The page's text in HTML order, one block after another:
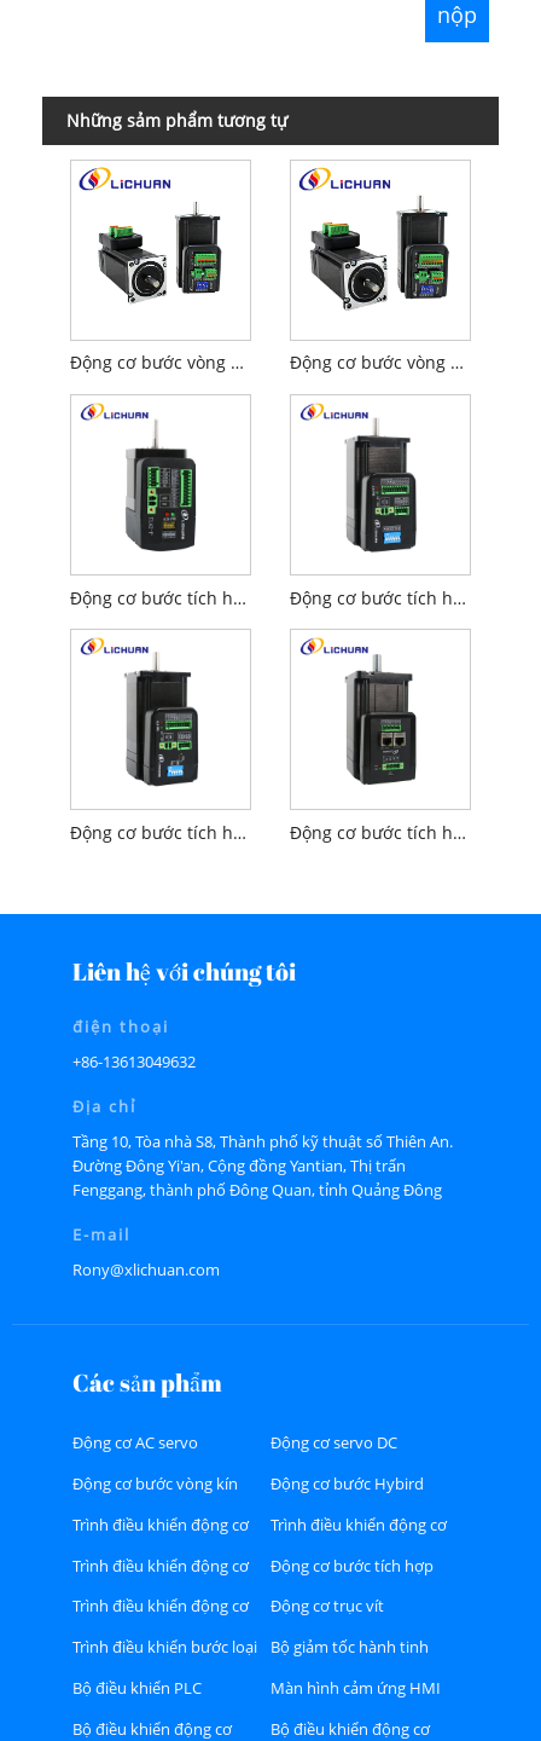
Những sảm phẩm tương tự
Động cơ bước vòng hở Nema23 tích hợp Động cơ bước vòng kín Nema23 tích hợp
Động cơ bước tích hợp loại L Nema17 Động cơ bước tích hợp loại L Nema23
Động cơ bước tích hợp loại L Nema24 Động cơ bước tích hợp loại L Nema34
Liên hệ với chúng tôi
điện thoại
+86-13613049632
Địa chỉ
Tầng 10, Tòa nhà S8, Thành phố kỹ thuật số Thiên An.
Đường Đông Yi'an, Cộng đồng Yantian, Thị trấn
Fenggang, thành phố Đông Quan, tỉnh Quảng Đông
E-mail
Rony@xlichuan.com
Các sản phẩm
Động cơ AC servo
Động cơ servo DC
Động cơ bước vòng kín
Động cơ bước Hybird
Trình điều khiển động cơ
bước Hybird
Trình điều khiển động cơ
bước vòng kín
Trình điều khiển động cơ
AC servo
Động cơ bước tích hợp
Trình điều khiển động cơ
servo DC
Động cơ trục vít
Trình điều khiển bước loại
RS485 hoặc CAN hoặc
Ethercat Bus
Bộ giảm tốc hành tinh
Bộ điều khiển PLC
Màn hình cảm ứng HMI
Bộ điều khiển động cơ
Bộ điều khiển động cơ